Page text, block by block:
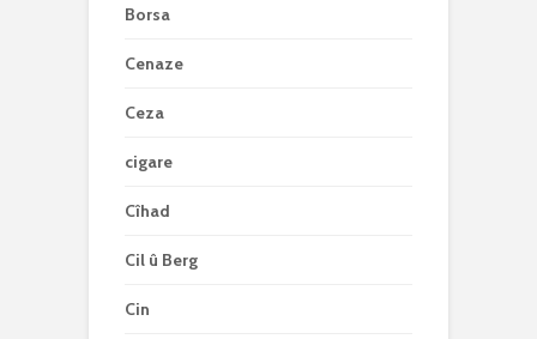
Borsa
Cenaze
Ceza
cigare
Cîhad
Cil û Berg
Cin